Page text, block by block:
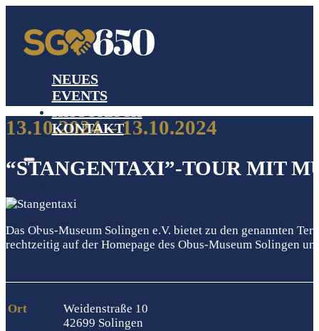
NEUES
EVENTS
KONTAKT
13.10.2024 – 13.10.2024
“STANGENTAXI”-TOUR MIT
Das Obus-Museum Solingen e.V. bietet zu den genannten
rechtzeitig auf der Homepage des Obus-Museum Solingen
Ort
Weidenstraße 10
42699 Solingen